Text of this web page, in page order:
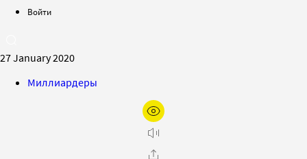
Войти
27 January 2020
Миллиардеры